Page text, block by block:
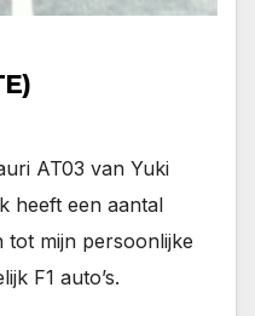
AT03 van Yuki
heeft een aantal
tot mijn persoonlijke
F1 auto’s.